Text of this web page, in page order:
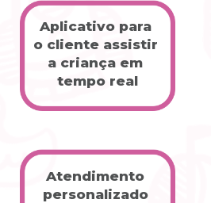
Aplicativo para
o cliente assistir
a criança em
tempo real
Atendimento
personalizado